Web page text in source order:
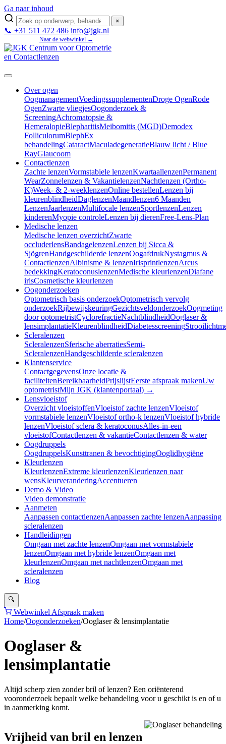
Ga naar inhoud
×
📞 +31 511 472 486 info@jgk.nl
Naar de webwinkel →
Over ogen
OogmanagementVoedingssupplementenDroge OgenRode
OgenZwarte vliegjesOogonderzoek &
ScreeningAchromatopsie &
HemeralopieBlepharitisMeibomitis (MGD)Demodex
FolliculorumBlephEx
behandelingCataractMaculadegeneratieBlauw licht / Blue
RayGlaucoom
Contactlenzen
Zachte lenzenVormstabiele lenzenKwartaallenzenPermanent
WearZonnelenzen & VakantielenzenNachtlenzen (Ortho-
K)Week- & 2-weeklenzenOnline bestellenLenzen bij
kleurenblindheidDaglenzenMaandlenzen6 Maanden
LenzenJaarlenzenMultifocale lenzenSportlenzenLenzen
kinderenMyopie controleLenzen bij dierenFree-Lens-Plan
Medische lenzen
Medische lenzen overzichtZwarte
occluderlensBandagelenzenLenzen bij Sicca &
SjögrenHandgeschilderde lenzenOogafdrukNystagmus &
ContactlenzenAlbinisme & lenzenIrisprintlenzenArcus
bedekkingKeratoconuslenzenMedische kleurlenzenDiafane
irisCosmetische kleurlenzen
Oogonderzoeken
Optometrisch basis onderzoekOptometrisch vervolg
onderzoekRijbewijskeuringGezichtsveldonderzoekOogmeting
door optometristCyclorefractieNachtblindheidOoglaser &
lensimplantatieKleurenblindheidDiabetesscreening
Scleralenzen
ScleralenzenSferische aberratiesSemi-
ScleralenzenHandgeschilderde scleralenzen
Klantenservice
ContactgegevensOnze locatie &
faciliteitenBereikbaarheidPrijslijstEerste afspraak makenUw
optometristMijn JGK (klantenportaal) →
Lensvloeistof
Overzicht vloeistoffenVloeistof zachte lenzenVloeistof
vormstabiele lenzenVloeistof ortho-k lenzenVloeistof hybride
lenzenVloeistof sclera & keratoconusAlles-in-een
vloeistofContactlenzen & vakantieContactlenzen & water
Oogdruppels
OogdruppelsKunsttranen & bevochtigingOoglidhygiëne
Kleurlenzen
KleurlenzenExtreme kleurlenzenKleurlenzen naar
wensKleurveranderingAccentueren
Demo & Video
Video demonstratie
Aanmeten
Aanpassen contactlenzenAanpassen zachte lenzenAanpassing
scleralenzen
Handleidingen
Omgaan met zachte lenzenOmgaan met vormstabiele
lenzenOmgaan met hybride lenzenOmgaan met
kleurlenzenOmgaan met nachtlenzenOmgaan met
scleralenzen
Blog
🔍
Webwinkel Afspraak maken
Home/Oogonderzoeken/Ooglaser & lensimplantatie
Ooglaser &
lensimplantatie
Altijd scherp zien zonder bril of lenzen? Een oriënterend
vooronderzoek bepaalt welke behandeling voor u geschikt is en of u
in aanmerking komt.
Vrijheid van bril en lenzen